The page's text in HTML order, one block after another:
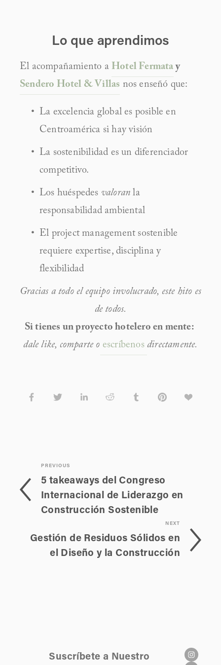
Lo que aprendimos
El acompañamiento a Hotel Fermata y
Sendero Hotel & Villas nos enseñó que:
La excelencia global es posible en
Centroamérica si hay visión
La sostenibilidad es un diferenciador
competitivo.
Los huéspedes valoran la
responsabilidad ambiental
El project management sostenible
requiere expertise, disciplina y
flexibilidad
Gracias a todo el equipo involucrado, este hito es
de todos.
dale like, comparte o escríbenosdirectamente.
PREVIOUS
5 takeaways del Congreso
Internacional de Liderazgo en
Construcción Sostenible
NEXT
Gestión de Residuos Sólidos en
el Diseño y la Construcción
Suscríbete a Nuestro